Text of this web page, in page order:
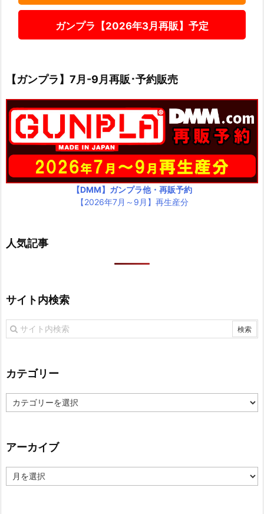
ガンプラ【2026年3月再販】予定
【ガンプラ】7月-9月再販･予約販売
【DMM】ガンプラ他・再販予約
【2026年7月～9月】再生産分
人気記事
サイト内検索
カテゴリー
テ
ー
アーカイブ
ー